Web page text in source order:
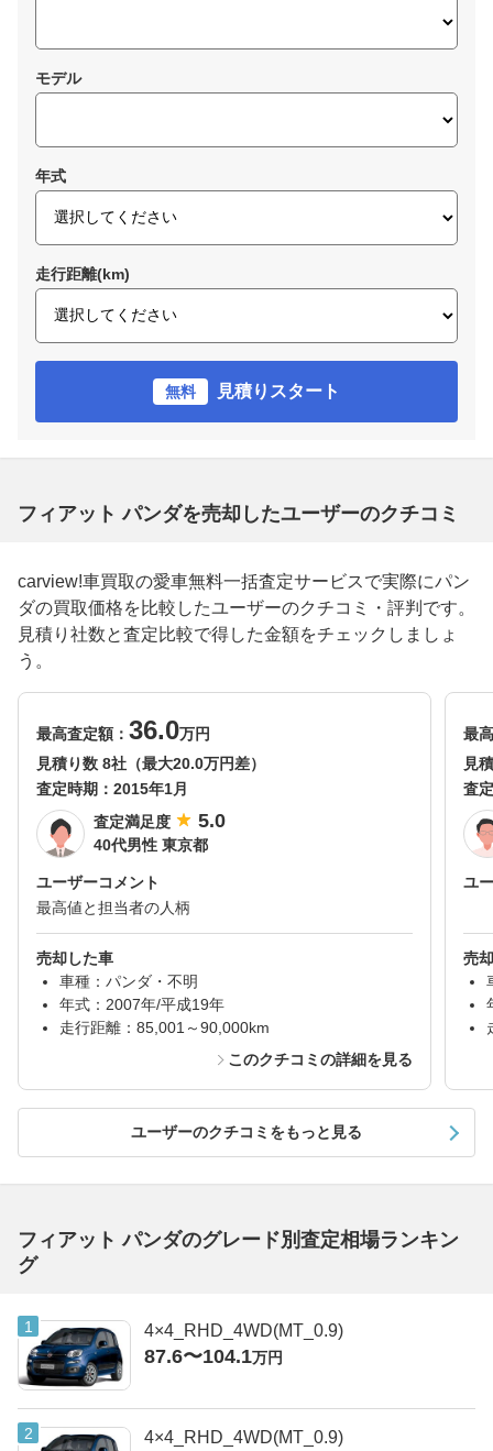
モデル
年式
走行距離(km)
無料 見積りスタート
フィアット パンダを売却したユーザーのクチコミ
carview!車買取の愛車無料一括査定サービスで実際にパン
ダの買取価格を比較したユーザーのクチコミ・評判です。
見積り社数と査定比較で得した金額をチェックしましょ
う。
最高査定額： 36.0万円
見積り数 8社（最大20.0万円差）
査定時期： 2015年1月
査定満足度
5.0
40代男性 東京都
ユーザーコメント
最高値と担当者の人柄
売却した車
車種：パンダ・不明
年式：2007年/平成19年
走行距離：85,001～90,000km
このクチコミの詳細を見る
最
見
査
ユ
売
ユーザーのクチコミをもっと見る
フィアット パンダのグレード別査定相場ランキン
グ
4×4_RHD_4WD(MT_0.9)
87.6〜104.1万円
4×4_RHD_4WD(MT_0.9)